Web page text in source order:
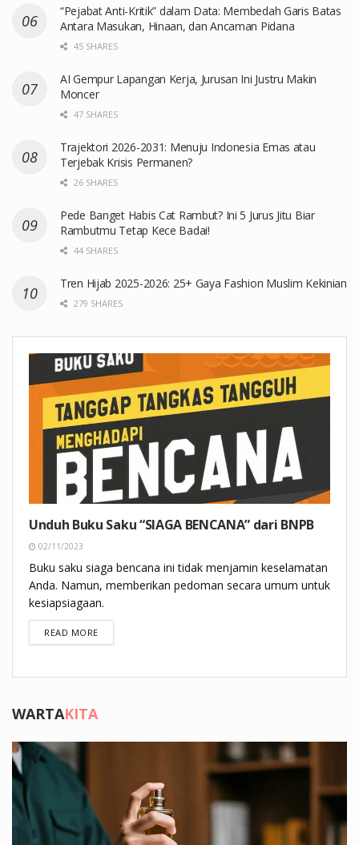
“Pejabat Anti-Kritik” dalam Data: Membedah Garis Batas
Antara Masukan, Hinaan, dan Ancaman Pidana
45 SHARES
AI Gempur Lapangan Kerja, Jurusan Ini Justru Makin
Moncer
47 SHARES
Trajektori 2026-2031: Menuju Indonesia Emas atau
Terjebak Krisis Permanen?
26 SHARES
Pede Banget Habis Cat Rambut? Ini 5 Jurus Jitu Biar
Rambutmu Tetap Kece Badai!
44 SHARES
Tren Hijab 2025-2026: 25+ Gaya Fashion Muslim Kekinian
279 SHARES
Unduh Buku Saku “SIAGA BENCANA” dari BNPB
02/11/2023
Buku saku siaga bencana ini tidak menjamin keselamatan
Anda. Namun, memberikan pedoman secara umum untuk
kesiapsiagaan.
READ MOREDETAILS
WARTAKITA